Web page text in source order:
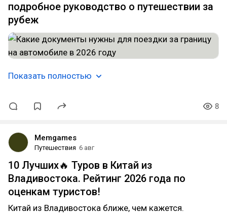
подробное руководство о путешествии за
рубеж
Показать полностью
8
Memgames
Путешествия 6 авг
10 Лучших🔥 Туров в Китай из
Владивостока. Рейтинг 2026 года по
оценкам туристов!
Китай из Владивостока ближе, чем кажется.